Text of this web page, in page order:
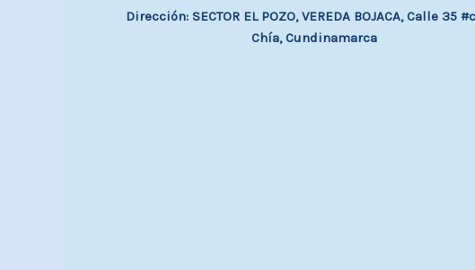
Dirección: SECTOR EL POZO, VEREDA BOJACA, Calle 35
Chía, Cundinamarca